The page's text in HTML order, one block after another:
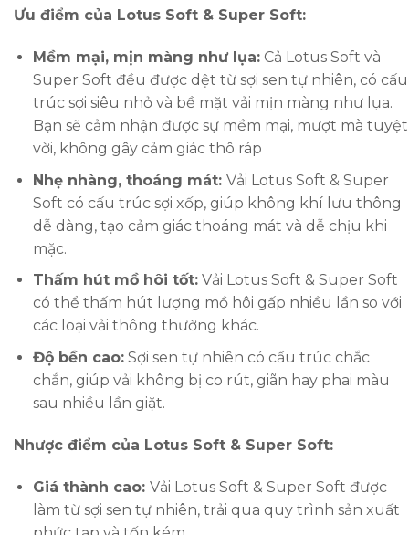
Ưu điểm của Lotus Soft & Super Soft:
Mềm mại, mịn màng như lụa:Cả Lotus Soft và
Super Soft đều được dệt từ sợi sen tự nhiên, có cấu
trúc sợi siêu nhỏ và bề mặt vải mịn màng như lụa.
Bạn sẽ cảm nhận được sự mềm mại, mượt mà tuyệt
vời, không gây cảm giác thô ráp
Nhẹ nhàng, thoáng mát: Vải Lotus Soft & Super
Soft có cấu trúc sợi xốp, giúp không khí lưu thông
dễ dàng, tạo cảm giác thoáng mát và dễ chịu khi
mặc.
Thấm hút mồ hôi tốt:Vải Lotus Soft & Super Soft
có thể thấm hút lượng mồ hôi gấp nhiều lần so với
các loại vải thông thường khác.
Độ bền cao:Sợi sen tự nhiên có cấu trúc chắc
chắn, giúp vải không bị co rút, giãn hay phai màu
sau nhiều lần giặt.
Nhược điểm của Lotus Soft & Super Soft:
Giá thành cao: Vải Lotus Soft & Super Soft được
làm từ sợi sen tự nhiên, trải qua quy trình sản xuất